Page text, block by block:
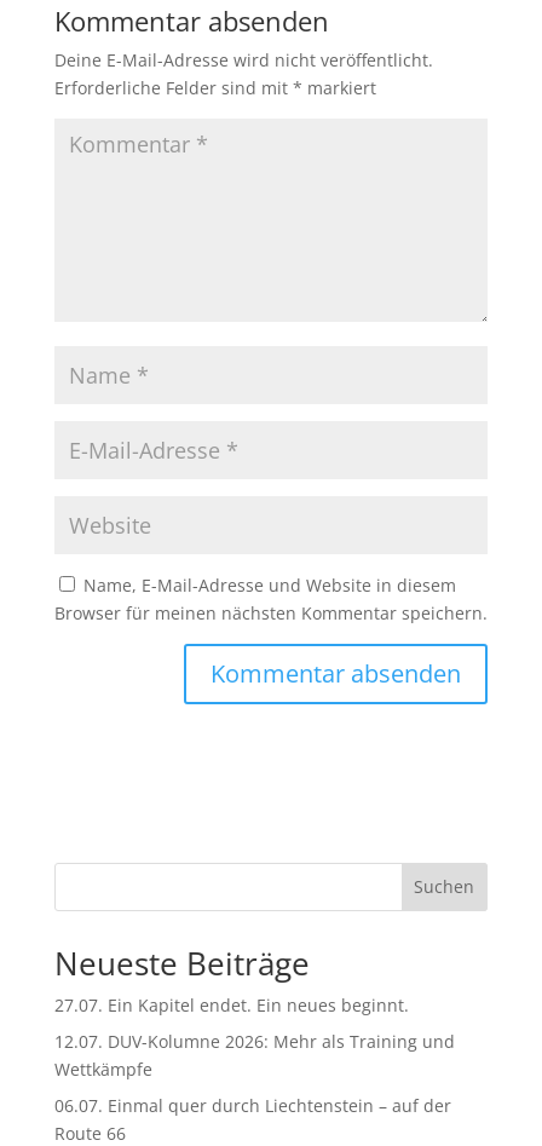
Kommentar absenden
Deine E-Mail-Adresse wird nicht veröffentlicht.
Erforderliche Felder sind mit * markiert
Name, E-Mail-Adresse und Website in diesem
Browser für meinen nächsten Kommentar speichern.
i
e
:
Suchen
Neueste Beiträge
27.07. Ein Kapitel endet. Ein neues beginnt.
12.07. DUV-Kolumne 2026: Mehr als Training und
Wettkämpfe
06.07. Einmal quer durch Liechtenstein – auf der
Route 66